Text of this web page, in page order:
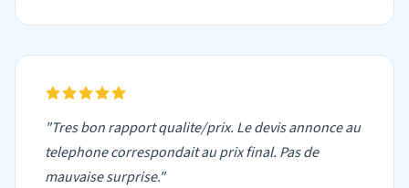
"Tres bon rapport qualite/prix. Le devis annonce au
telephone correspondait au prix final. Pas de
mauvaise surprise."